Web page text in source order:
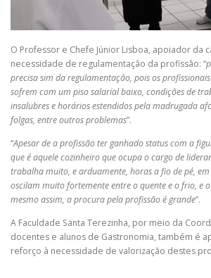
O Professor e Chefe Júnior Lisboa, apoiador da
necessidade de regulamentação da profissão: “
precisa sim da regulamentação, pois os
sofrem com um piso salarial baixo, condições de
insalubres e horários estendidos pela madrugada
folgas, entre outros problemas”.
“Apesar de a profissão ter ganhado status com a
que é aquele cozinheiro que ocupa o cargo de
trabalha muito, e arduamente, horas a fio de pé,
oscilam muito fortemente entre o quente e o frio, e
mesmo assim, a procura pela profissão é grande”.
A Faculdade Santa Terezinha, por meio da
docentes e alunos de Gastronomia, também é
reforço à necessidade de valorização destes